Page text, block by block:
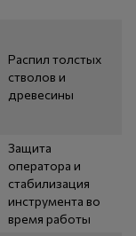
Распил толстых
стволов и
древесины
Защита
оператора и
стабилизация
инструмента во
время работы